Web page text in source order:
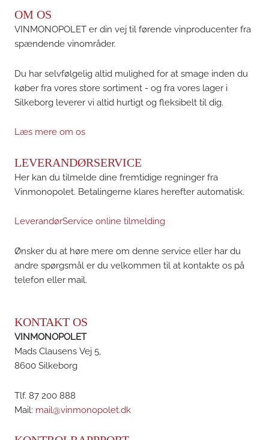
OM OS
VINMONOPOLET er din vej til førende vinproducenter fra
spændende vinområder.
Du har selvfølgelig altid mulighed for at smage inden du
køber fra vores store sortiment - og fra vores lager i
Silkeborg leverer vi altid hurtigt og fleksibelt til dig.
Læs mere om os
LEVERANDØRSERVICE
Her kan du tilmelde dine fremtidige regninger fra
Vinmonopolet. Betalingerne klares herefter automatisk.
LeverandørService online tilmelding
Ønsker du at høre mere om denne service eller har du
andre spørgsmål er du velkommen til at kontakte os på
telefon eller mail.
KONTAKT OS
VINMONOPOLET
Mads Clausens Vej 5,
8600 Silkeborg
Tlf. 87 200 888
Mail: mail@vinmonopolet.dk